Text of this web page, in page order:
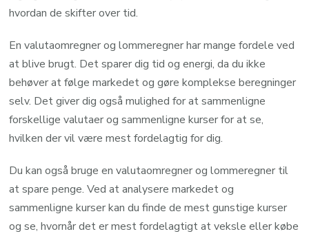
hvordan de skifter over tid.
En valutaomregner og lommeregner har mange fordele ved
at blive brugt. Det sparer dig tid og energi, da du ikke
behøver at følge markedet og gøre komplekse beregninger
selv. Det giver dig også mulighed for at sammenligne
forskellige valutaer og sammenligne kurser for at se,
hvilken der vil være mest fordelagtig for dig.
Du kan også bruge en valutaomregner og lommeregner til
at spare penge. Ved at analysere markedet og
sammenligne kurser kan du finde de mest gunstige kurser
og se, hvornår det er mest fordelagtigt at veksle eller købe